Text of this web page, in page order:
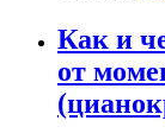
Как и
от